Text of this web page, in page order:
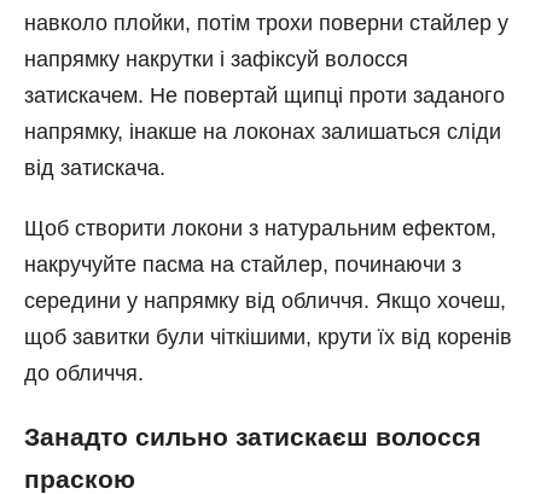
навколо плойки, потім трохи поверни стайлер у
напрямку накрутки і зафіксуй волосся
затискачем. Не повертай щипці проти заданого
напрямку, інакше на локонах залишаться сліди
від затискача.
Щоб створити локони з натуральним ефектом,
накручуйте пасма на стайлер, починаючи з
середини у напрямку від обличчя. Якщо хочеш,
щоб завитки були чіткішими, крути їх від коренів
до обличчя.
Занадто сильно затискаєш волосся
праскою